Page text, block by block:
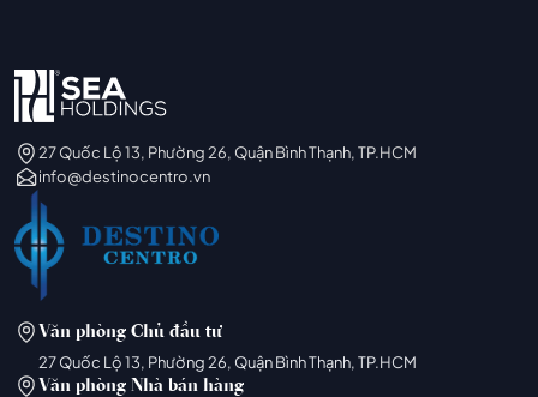
27 Quốc Lộ 13, Phường 26, Quận Bình Thạnh, TP.HCM
info@destinocentro.vn
Văn phòng Chủ đầu tư
27 Quốc Lộ 13, Phường 26, Quận Bình Thạnh, TP.HCM
Văn phòng Nhà bán hàng